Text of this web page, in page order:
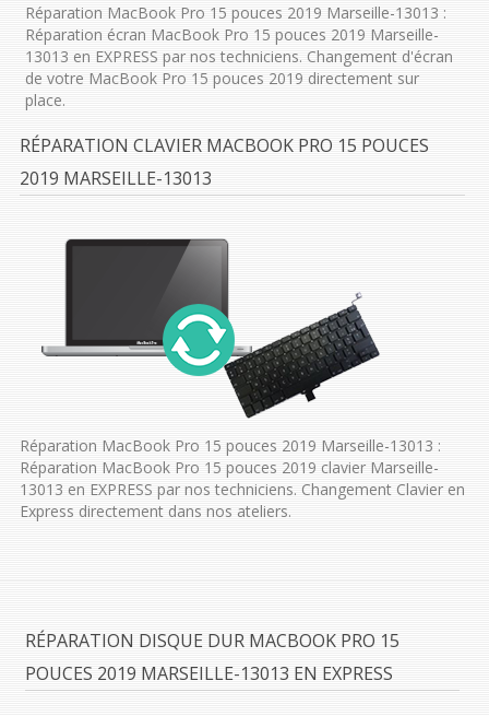
Réparation MacBook Pro 15 pouces 2019 Marseille-13013 :
Réparation écran MacBook Pro 15 pouces 2019 Marseille-
13013 en EXPRESS par nos techniciens. Changement d'écran
de votre MacBook Pro 15 pouces 2019 directement sur
place.
RÉPARATION CLAVIER MACBOOK PRO 15 POUCES
2019 MARSEILLE-13013
Réparation MacBook Pro 15 pouces 2019 Marseille-13013 :
Réparation MacBook Pro 15 pouces 2019 clavier Marseille-
13013 en EXPRESS par nos techniciens. Changement Clavier en
Express directement dans nos ateliers.
RÉPARATION DISQUE DUR MACBOOK PRO 15
POUCES 2019 MARSEILLE-13013 EN EXPRESS